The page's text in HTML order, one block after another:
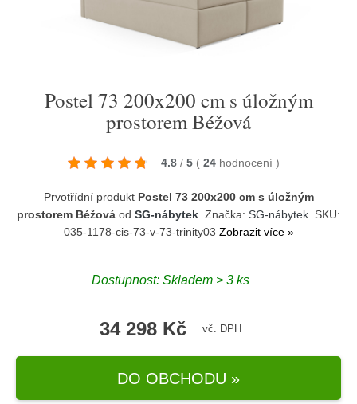
Postel 73 200x200 cm s úložným
prostorem Béžová
4.8 / 5 ( 24 hodnocení )
Prvotřídní produkt Postel 73 200x200 cm s úložným
prostorem Béžová od SG-nábytek . Značka: SG-nábytek . SKU:
035-1178-cis-73-v-73-trinity03 Zobrazit více »
Dostupnost: Skladem > 3 ks
34 298 Kč vč. DPH
DO OBCHODU »